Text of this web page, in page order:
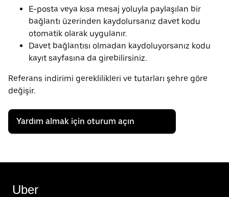
E-posta veya kısa mesaj yoluyla paylaşılan bir
bağlantı üzerinden kaydolursanız davet kodu
otomatik olarak uygulanır.
Davet bağlantısı olmadan kaydoluyorsanız kodu
kayıt sayfasına da girebilirsiniz.
Referans indirimi gereklilikleri ve tutarları şehre göre
değişir.
Yardım almak için oturum açın
Uber